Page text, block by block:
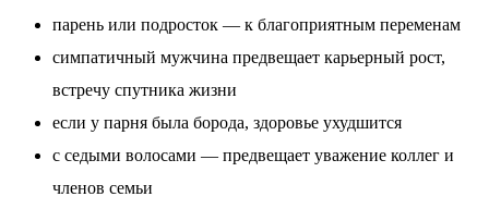
парень или подросток — к благоприятным переменам
симпатичный мужчина предвещает карьерный рост,
встречу спутника жизни
если у парня была борода, здоровье ухудшится
с седыми волосами — предвещает уважение коллег и
членов семьи